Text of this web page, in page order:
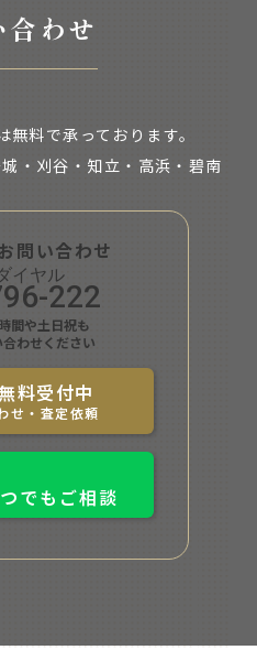
合わせ
料で承っております。
・刈谷・知立・ 高浜・碧南
問い合わせ
222
間や土日祝も
わせください
料受付中
せ・査定依頼
でもご相談